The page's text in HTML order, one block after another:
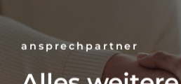
ansprechpartner